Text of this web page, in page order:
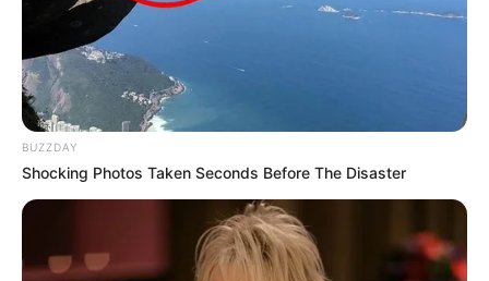
BUZZDAY
Shocking Photos Taken Seconds Before The Disaster